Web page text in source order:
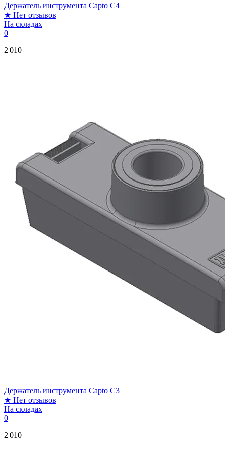
Держатель инструмента Capto C4
★ Нет отзывов
На складах
0
2 010
Держатель инструмента Capto C3
★ Нет отзывов
На складах
0
2 010